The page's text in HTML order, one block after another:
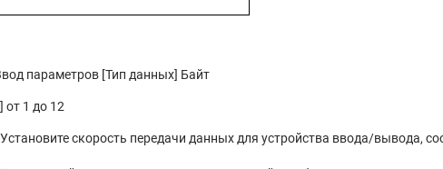
параметров [Тип данных] Байт
1 до 12
Установите скорость передачи данных для устройства ввода/вывода,